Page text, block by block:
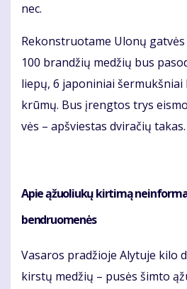
nec.
Re­konst­ruo­ta­me Ulo­nų
100 bran­džių me­džių bus
lie­pų, 6 ja­po­ni­niai šer­mukš­niai
krū­mų. Bus įreng­tos trys
vės – ap­švies­tas dvi­ra­čių ta­kas.
Apie ąžuo­liu­kų kir­ti­mą
ben­druo­me­nės
Va­sa­ros pra­džio­je Aly­tu­je ki­lo
kirs­tų me­džių – pu­sės šim­to